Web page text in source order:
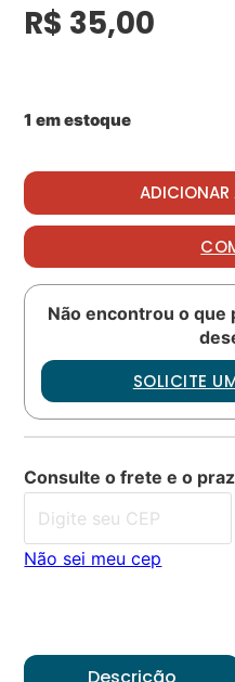
R$ 35,00
1 em estoque
Packing PN: AS3209-158
ADICIONAR
Não encontrou o que
SOLICITE
Consulte o frete e o
Não sei meu cep